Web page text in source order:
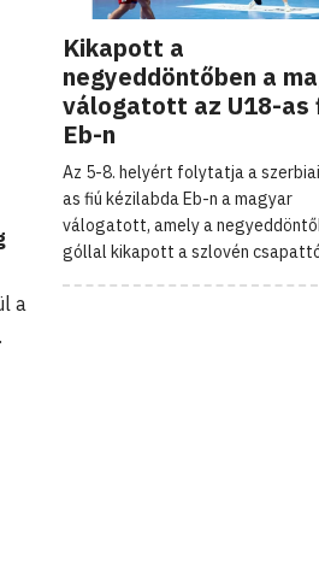
a
Kikapott a
negyeddöntőben a
válogatott az U18-as
Eb-n
Az 5-8. helyért folytatja a
as fiú kézilabda Eb-n a magyar
válogatott, amely a
góllal kikapott a szlovén